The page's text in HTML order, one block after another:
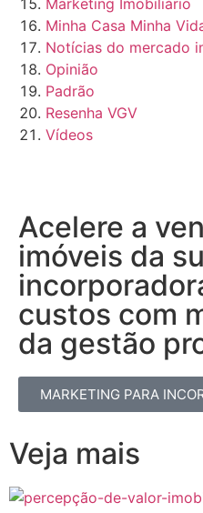
Minha Casa Minha
Notícias do mercado
Opinião
Padrão
Resenha VGV
Vídeos
Acelere a
imóveis da
custos com
da gestão
MARKETING PARA
Veja mais